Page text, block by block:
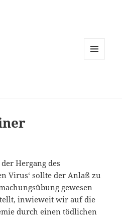
Hergang des
Virus‘ sollte der Anlaß zu
gewesen
inwieweit wir auf die
durch einen tödlichen